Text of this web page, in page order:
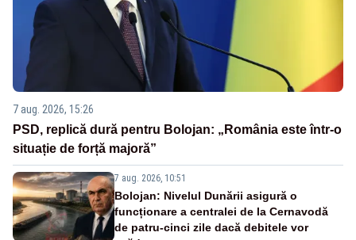
7 aug. 2026, 15:26
PSD, replică dură pentru Bolojan: „România este într-o
situație de forță majoră”
7 aug. 2026, 10:51
Bolojan: Nivelul Dunării asigură o
funcționare a centralei de la Cernavodă
de patru-cinci zile dacă debitele vor